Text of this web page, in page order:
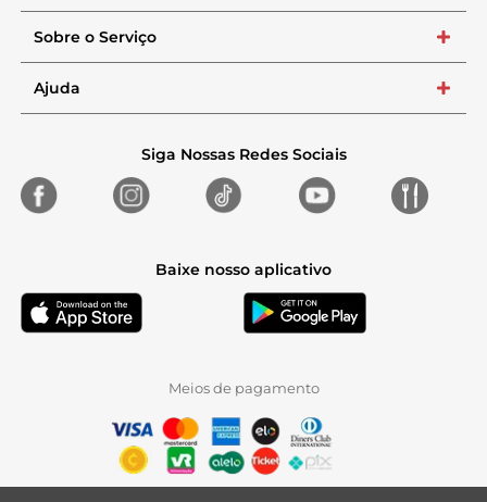
Sobre o Serviço +
Ajuda +
Siga Nossas Redes Sociais
Baixe nosso aplicativo
Meios de pagamento